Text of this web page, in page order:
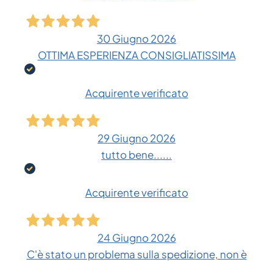
30 Giugno 2026
OTTIMA ESPERIENZA CONSIGLIATISSIMA
Acquirente verificato
29 Giugno 2026
tutto bene......
Acquirente verificato
24 Giugno 2026
C'è stato un problema sulla spedizione, non è